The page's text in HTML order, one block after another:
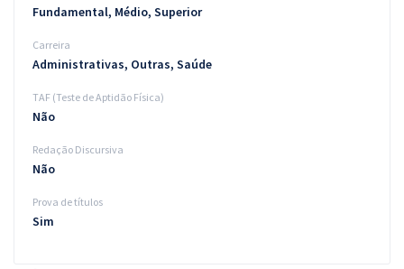
Fundamental, Médio, Superior
Carreira
Administrativas, Outras, Saúde
TAF (Teste de Aptidão Física)
Não
Redação Discursiva
Não
Prova de títulos
Sim